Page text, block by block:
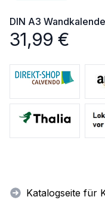
DIN A3
31,99 €
Katalogseite für